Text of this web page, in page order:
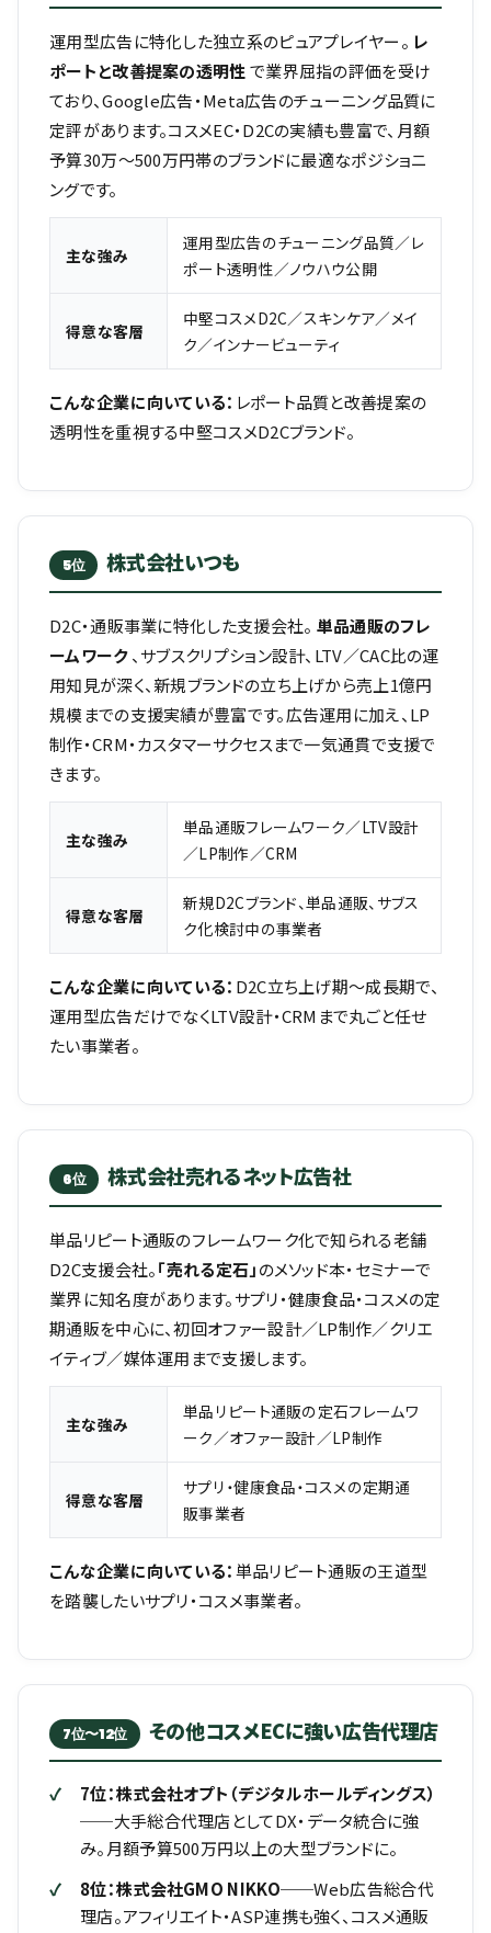
運用型広告に特化した独立系のピュアプレイヤー。 レ
ポートと改善提案の透明性 で業界屈指の評価を受け
ており、Google広告・Meta広告のチューニング品質に
定評があります。コスメEC・D2Cの実績も豊富で、月額
予算30万〜500万円帯のブランドに最適なポジショニ
ングです。
主な強み
運用型広告のチューニング品質／レ
ポート透明性／ノウハウ公開
得意な客層
中堅コスメD2C／スキンケア／メイ
ク／インナービューティ
こんな企業に向いている： レポート品質と改善提案の
透明性を重視する中堅コスメD2Cブランド。
5位 株式会社いつも
D2C・通販事業に特化した支援会社。 単品通販のフレ
ームワーク、サブスクリプション設計、LTV／CAC比の運
用知見が深く、新規ブランドの立ち上げから売上1億円
規模までの支援実績が豊富です。広告運用に加え、LP
制作・CRM・カスタマーサクセスまで一気通貫で支援で
きます。
主な強み
単品通販フレームワーク／LTV設計
／LP制作／CRM
得意な客層
新規D2Cブランド、単品通販、サブス
ク化検討中の事業者
こんな企業に向いている： D2C立ち上げ期〜成長期で、
運用型広告だけでなくLTV設計・CRMまで丸ごと任せ
たい事業者。
6位 株式会社売れるネット広告社
単品リピート通販のフレームワーク化で知られる老舗
D2C支援会社。「売れる定石」のメソッド本・セミナーで
業界に知名度があります。サプリ・健康食品・コスメの定
期通販を中心に、初回オファー設計／LP制作／クリエ
イティブ／媒体運用まで支援します。
主な強み
単品リピート通販の定石フレームワ
ーク／オファー設計／LP制作
得意な客層
サプリ・健康食品・コスメの定期通
販事業者
こんな企業に向いている：単品リピート通販の王道型
を踏襲したいサプリ・コスメ事業者。
7位〜12位 その他コスメECに強い広告代理店
7位：株式会社オプト（デジタルホールディングス）
──大手総合代理店としてDX・データ統合に強
み。月額予算500万円以上の大型ブランドに。
8位：株式会社GMO NIKKO──Web広告総合代
理店。アフィリエイト・ASP連携も強く、コスメ通販